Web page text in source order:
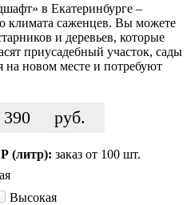
в Екатеринбурге –
климата саженцев. Вы можете
и деревьев, которые
приусадебный участок, сады
новом месте и потребуют
390 руб.
(литр): заказ от 100 шт.
Высокая